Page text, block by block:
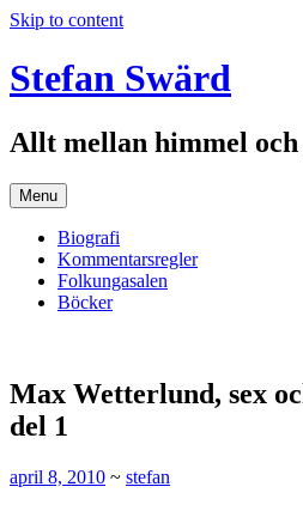
Skip to content
Stefan Swärd
Allt mellan himmel
Menu
Biografi
Kommentarsregler
Folkungasalen
Böcker
Max Wetterlund, sex
del 1
april 8, 2010 ~ stefan